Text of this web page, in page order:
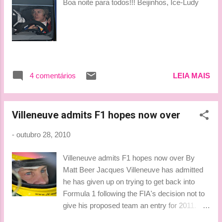
Boa noite para todos!!! Beijinhos, Ice-Ludy
4 comentários LEIA MAIS
Villeneuve admits F1 hopes now over
- outubro 28, 2010
Villeneuve admits F1 hopes now over By
Matt Beer Jacques Villeneuve has admitted
he has given up on trying to get back into
Formula 1 following the FIA's decision not to
give his proposed team an entry for 2011.